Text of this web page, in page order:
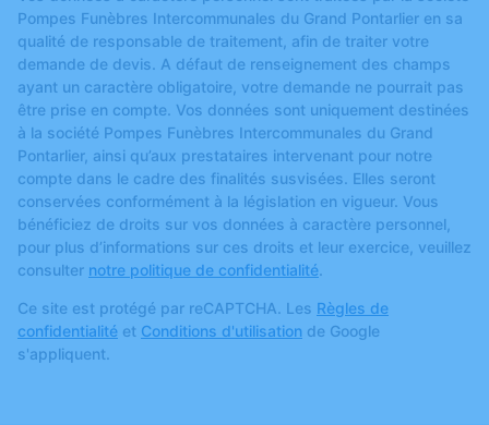
Pompes Funèbres Intercommunales du Grand Pontarlier en sa
qualité de responsable de traitement, afin de traiter votre
demande de devis. A défaut de renseignement des champs
ayant un caractère obligatoire, votre demande ne pourrait pas
être prise en compte. Vos données sont uniquement destinées
à la société Pompes Funèbres Intercommunales du Grand
Pontarlier, ainsi qu’aux prestataires intervenant pour notre
compte dans le cadre des finalités susvisées. Elles seront
conservées conformément à la législation en vigueur. Vous
bénéficiez de droits sur vos données à caractère personnel,
pour plus d’informations sur ces droits et leur exercice, veuillez
consulter notre politique de confidentialité.
Ce site est protégé par reCAPTCHA. Les Règles de
confidentialité et Conditions d'utilisation de Google
s'appliquent.